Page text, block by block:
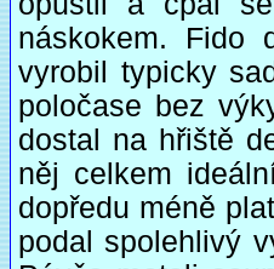
náskokem. Fido
vyrobil typicky
poločase bez
dostal na hřiště
něj celkem
dopředu méně
podal spolehlivý